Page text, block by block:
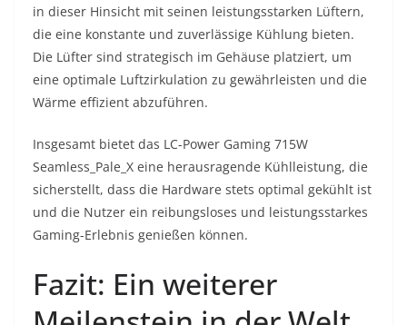
in dieser Hinsicht mit seinen leistungsstarken Lüftern,
die eine konstante und zuverlässige Kühlung bieten.
Die Lüfter sind strategisch im Gehäuse platziert, um
eine optimale Luftzirkulation zu gewährleisten und die
Wärme effizient abzuführen.
Insgesamt bietet das LC-Power Gaming 715W
Seamless_Pale_X eine herausragende Kühlleistung, die
sicherstellt, dass die Hardware stets optimal gekühlt ist
und die Nutzer ein reibungsloses und leistungsstarkes
Gaming-Erlebnis genießen können.
Fazit: Ein weiterer